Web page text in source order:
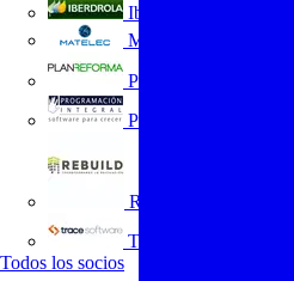
Iberdrola
MATELEC
Plan Reforma
Programación Integral
REBUILD
Trace Software
Todos los socios